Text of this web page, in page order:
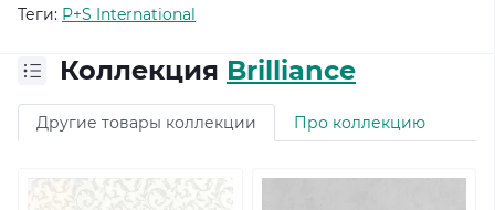
Теги: P+S International
Коллекция Brilliance
Другие товары коллекции Про коллекцию